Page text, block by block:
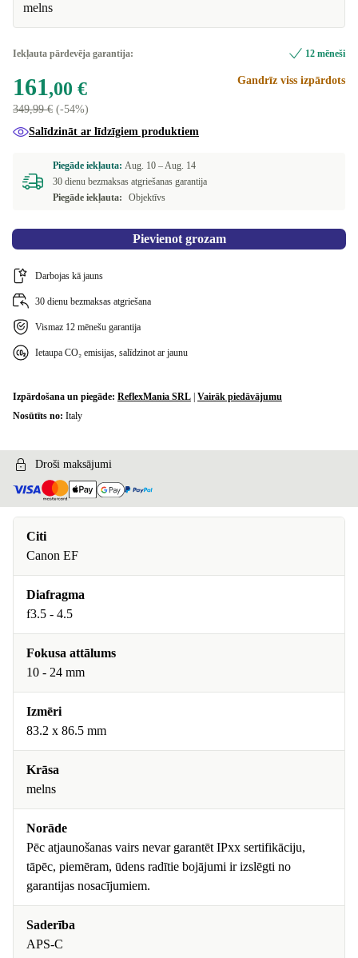
melns
Iekļauta pārdevēja garantija: 12 mēneši
161,00 €
349,99 € (-54%)
Gandrīz viss izpārdots
Salīdzināt ar līdzīgiem produktiem
Piegāde iekļauta: Aug. 10 –Aug. 14
30 dienu bezmaksas atgriešanas garantija
Piegāde iekļauta:
Objektīvs
Pievienot grozam
Darbojas kā jauns
30 dienu bezmaksas atgriešana
Vismaz 12 mēnešu garantija
Ietaupa CO₂ emisijas, salīdzinot ar jaunu
Izpārdošana un piegāde: ReflexMania SRL Vairāk piedāvājumu
Nosūtīts no: Italy
Droši maksājumi
Citi
Canon EF
Diafragma
f3.5 - 4.5
Fokusa attālums
10 - 24 mm
Izmēri
83.2 x 86.5 mm
Krāsa
melns
Norāde
Pēc atjaunošanas vairs nevar garantēt IPxx sertifikāciju,
tāpēc, piemēram, ūdens radītie bojājumi ir izslēgti no
garantijas nosacījumiem.
Saderība
APS-C